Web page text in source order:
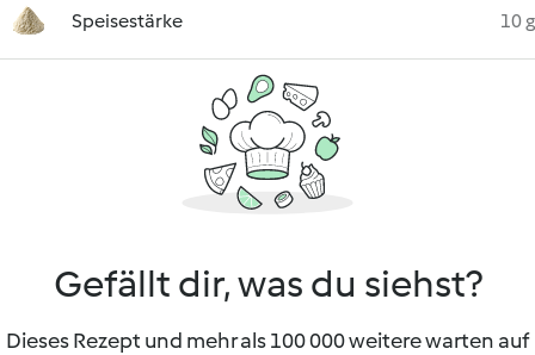
Speisestärke 10 g
Gefällt dir, was du siehst?
Dieses Rezept und mehr als 100 000 weitere warten auf